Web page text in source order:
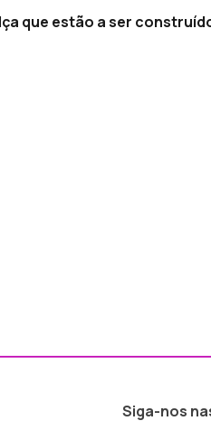
que estão a ser
Siga-nos